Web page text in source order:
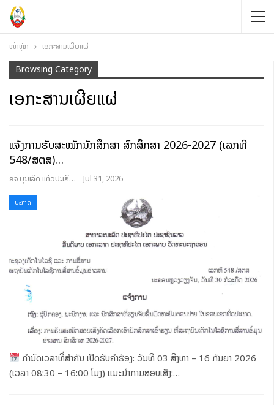
ໜ້າຫຼັກ ເອກະສານເຜີຍແຜ່
Browsing Category
ເອກະສານເຜີຍແຜ່
ແຈ້ງການຮັບສະໝັກນັກສຶກສາ ສົກສຶກສາ 2026-2027 (ເລກທີ
548/ສຕສ)…
ອຈ ບຸນເລີດ ແກ້ວປະເສີດ Jul 31, 2026
ປະກາດ
ກຳນົດເວລາທີ່ສຳຄັນເປີດຮັບຄຳຮ້ອງ: ວັນທີ 03 ສິງຫາ – 16 ກັນຍາ 2026
(ເວລາ 08:30 – 16:00 ໂມງ) ແນະນຳການສອບເສັງ:…